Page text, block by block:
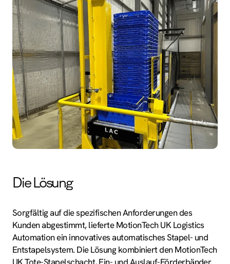
Die Lösung
Sorgfältig auf die spezifischen Anforderungen des
Kunden abgestimmt, lieferte MotionTech UK Logistics
Automation ein innovatives automatisches Stapel- und
Entstapelsystem. Die Lösung kombiniert den MotionTech